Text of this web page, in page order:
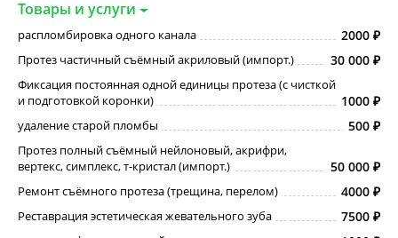
Товары и услуги
распломбировка одного канала 2000
Протез частичный съёмный акриловый (импорт.) 30 000
Фиксация постоянная одной единицы протеза (с чисткой
и подготовкой коронки)
1000
удаление старой пломбы 500
Протез полный съёмный нейлоновый, акрифри,
вертекс, симплекс, т-кристал (импорт.)
50 000
Ремонт съёмного протеза (трещина, перелом) 4000
Реставрация эстетическая жевательного зуба 7500